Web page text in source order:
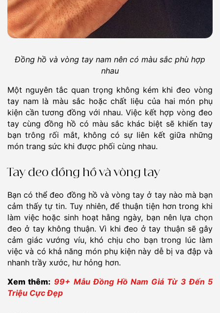
Đồng hồ và vòng tay nam nên có màu sắc phù hợp
nhau
Một nguyên tắc quan trọng không kém khi đeo vòng
tay nam là màu sắc hoặc chất liệu của hai món phụ
kiện cần tương đồng với nhau. Việc kết hợp vòng đeo
tay cùng đồng hồ có màu sắc khác biệt sẽ khiến tay
bạn trông rối mắt, không có sự liên kết giữa những
món trang sức khi được phối cùng nhau.
Tay đeo đồng hồ và vòng tay
Bạn có thể đeo đồng hồ và vòng tay ở tay nào mà bạn
cảm thấy tự tin. Tuy nhiên, để thuận tiện hơn trong khi
làm việc hoặc sinh hoạt hằng ngày, bạn nên lựa chọn
đeo ở tay không thuận. Vì khi đeo ở tay thuận sẽ gây
cảm giác vướng víu, khó chịu cho bạn trong lúc làm
việc và có khả năng món phụ kiện này dễ bị va đập và
nhanh trầy xước, hư hỏng hơn.
Xem thêm: 99+ Mẫu Đồng Hồ Nam Giá Từ 3 Đến 5
Triệu Cực Đẹp